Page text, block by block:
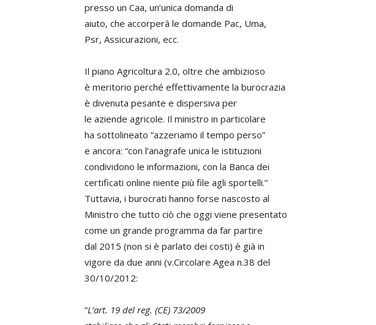
presso un Caa, un’unica domanda di
aiuto, che accorperà le domande Pac, Uma,
Psr, Assicurazioni, ecc.
Il piano Agricoltura 2.0, oltre che ambizioso
è meritorio perché effettivamente la burocrazia
è divenuta pesante e dispersiva per
le aziende agricole. Il ministro in particolare
ha sottolineato “azzeriamo il tempo perso”
e ancora: “con l’anagrafe unica le istituzioni
condividono le informazioni, con la Banca dei
certificati online niente più file agli sportelli.”
Tuttavia, i burocrati hanno forse nascosto al
Ministro che tutto ciò che oggi viene presentato
come un grande programma da far partire
dal 2015 (non si è parlato dei costi) è già in
vigore da due anni (v.Circolare Agea n.38 del
30/10/2012:
“L’art. 19 del reg. (CE) 73/2009